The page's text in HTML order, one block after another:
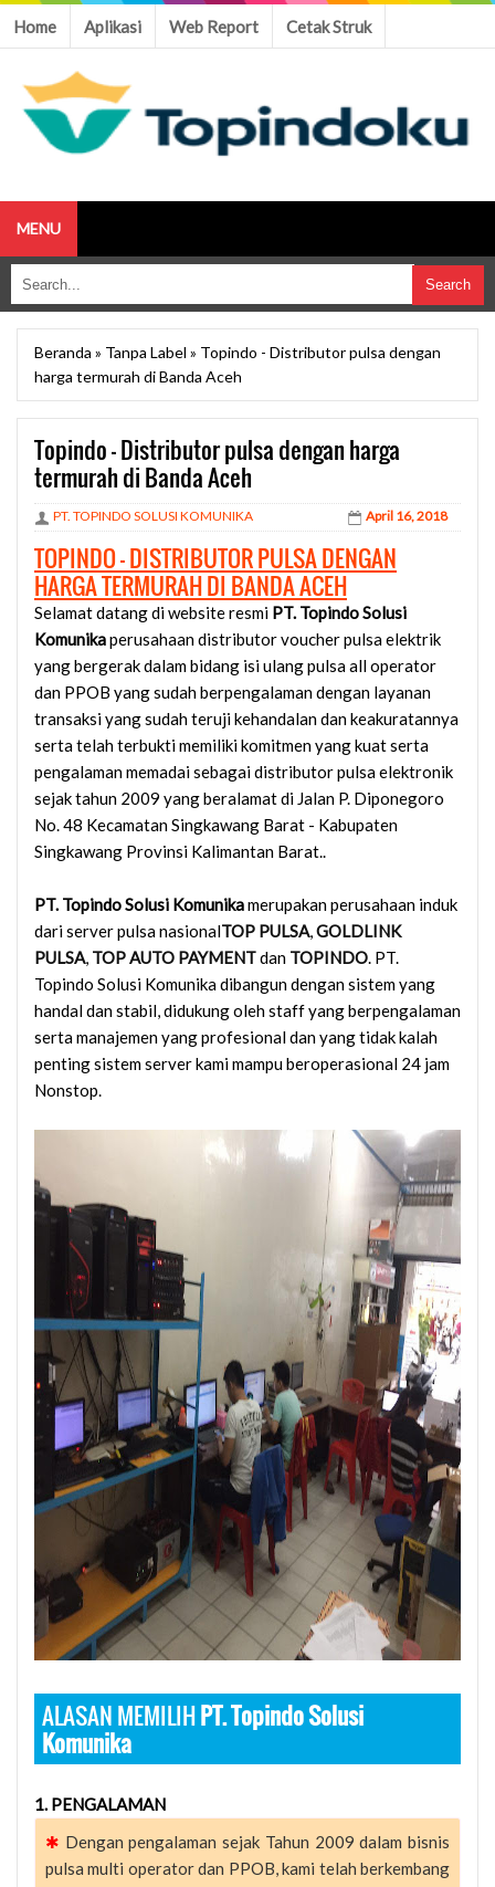
Home Aplikasi Web Report Cetak Struk
MENU
Beranda » Tanpa Label » Topindo - Distributor pulsa dengan
harga termurah di Banda Aceh
Topindo - Distributor pulsa dengan harga
termurah di Banda Aceh
PT. TOPINDO SOLUSI KOMUNIKA April 16, 2018
TOPINDO - DISTRIBUTOR PULSA DENGAN
HARGA TERMURAH DI BANDA ACEH
Selamat datang di website resmi PT. Topindo Solusi
Komunikaperusahaan distributor voucher pulsa elektrik
yang bergerak dalam bidang isi ulang pulsa all operator
dan PPOB yang sudah berpengalaman dengan layanan
transaksi yang sudah teruji kehandalan dan keakuratannya
serta telah terbukti memiliki komitmen yang kuat serta
pengalaman memadai sebagai distributor pulsa elektronik
sejak tahun 2009 yang beralamat di Jalan P. Diponegoro
No. 48 Kecamatan Singkawang Barat - Kabupaten
Singkawang Provinsi Kalimantan Barat..
PT. Topindo Solusi Komunikamerupakan perusahaan induk
dari server pulsa nasionalTOP PULSA,GOLDLINK
PULSA, TOP AUTO PAYMENTdan TOPINDO. PT.
Topindo Solusi Komunika dibangun dengan sistem yang
handal dan stabil, didukung oleh staff yang berpengalaman
serta manajemen yang profesional dan yang tidak kalah
penting sistem server kami mampu beroperasional 24 jam
Nonstop.
ALASAN MEMILIHPT. Topindo Solusi
Komunika
1. PENGALAMAN
✱ Dengan pengalaman sejak Tahun 2009 dalam bisnis
pulsa multi operator dan PPOB, kami telah berkembang